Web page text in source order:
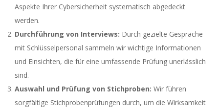
Aspekte Ihrer Cybersicherheit systematisch abgedeckt
werden.
Durchführung von Interviews: Durch gezielte Gespräche
mit Schlüsselpersonal sammeln wir wichtige Informationen
und Einsichten, die für eine umfassende Prüfung unerlässlich
sind.
Auswahl und Prüfung von Stichproben: Wir führen
sorgfältige Stichprobenprüfungen durch, um die Wirksamkeit